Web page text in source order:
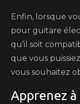
Enfin, lorsque
pour guitare
qu’il soit
que vous
vous souhaitez
Apprenez